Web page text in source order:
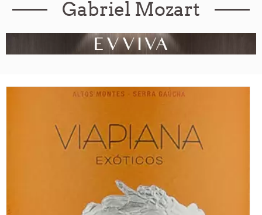
Gabriel Mozart